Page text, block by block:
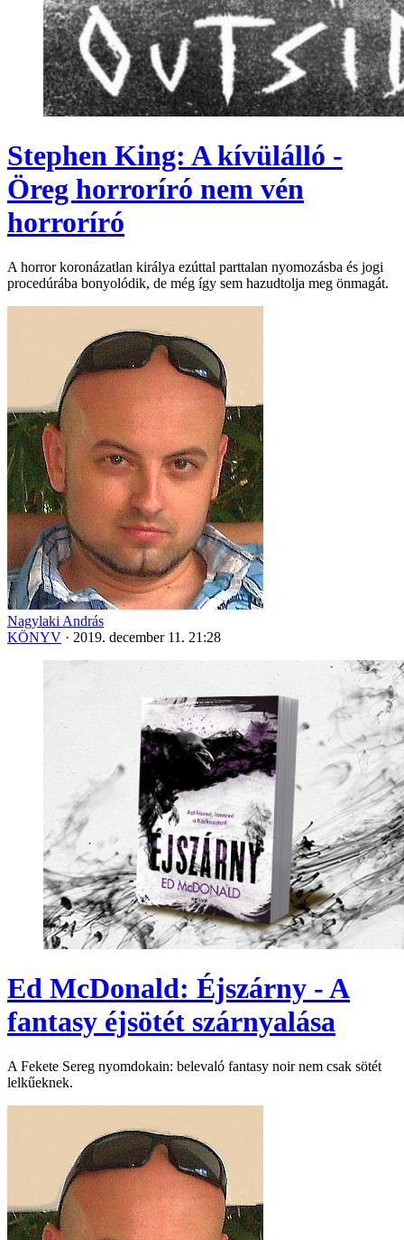
Stephen King: A kívülálló -
Öreg horroríró nem vén
horroríró
A horror koronázatlan királya ezúttal parttalan nyomozásba és jogi
procedúrába bonyolódik, de még így sem hazudtolja meg önmagát.
Nagylaki András
KÖNYV · 2019. december 11. 21:28
Ed McDonald: Éjszárny - A
fantasy éjsötét szárnyalása
A Fekete Sereg nyomdokain: belevaló fantasy noir nem csak sötét
lelkűeknek.